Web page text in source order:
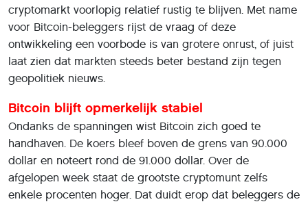
cryptomarkt voorlopig relatief rustig te blijven. Met name
voor Bitcoin-beleggers rijst de vraag of deze
ontwikkeling een voorbode is van grotere onrust, of juist
laat zien dat markten steeds beter bestand zijn tegen
geopolitiek nieuws.
Bitcoin blijft opmerkelijk stabiel
Ondanks de spanningen wist Bitcoin zich goed te
handhaven. De koers bleef boven de grens van 90.000
dollar en noteert rond de 91.000 dollar. Over de
afgelopen week staat de grootste cryptomunt zelfs
enkele procenten hoger. Dat duidt erop dat beleggers de